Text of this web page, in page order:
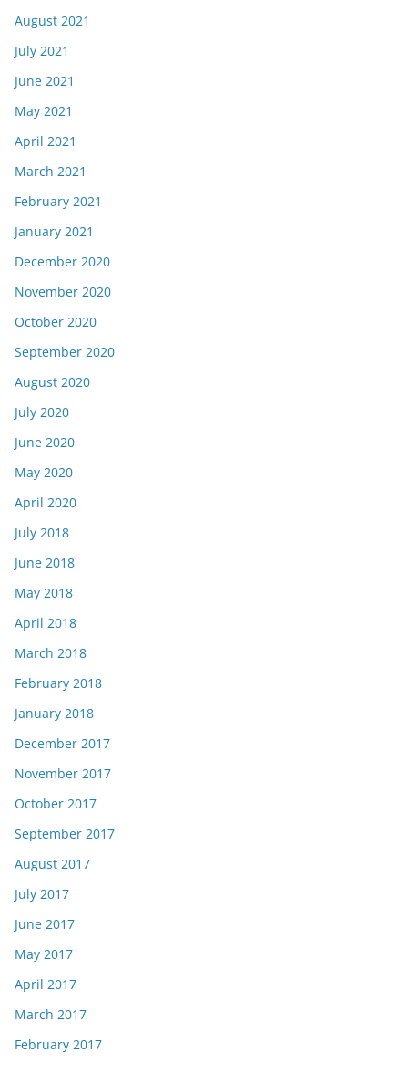
August 2021
July 2021
June 2021
May 2021
April 2021
March 2021
February 2021
January 2021
December 2020
November 2020
October 2020
September 2020
August 2020
July 2020
June 2020
May 2020
April 2020
July 2018
June 2018
May 2018
April 2018
March 2018
February 2018
January 2018
December 2017
November 2017
October 2017
September 2017
August 2017
July 2017
June 2017
May 2017
April 2017
March 2017
February 2017